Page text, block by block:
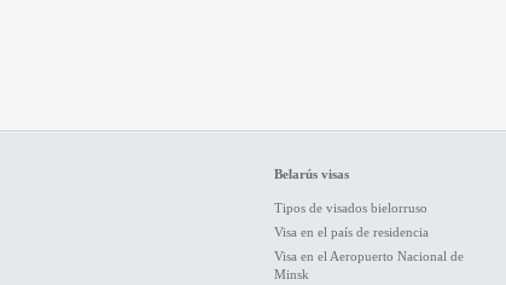
Belarús visas
Tipos de visados bielorruso
Visa en el país de residencia
Visa en el Aeropuerto Nacional de
Minsk